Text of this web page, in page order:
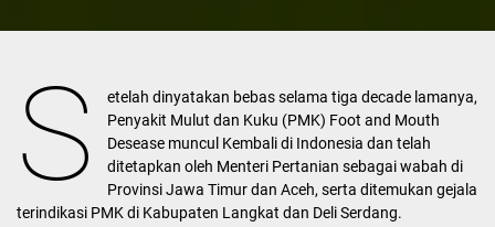
S
etelah dinyatakan bebas selama tiga decade lamanya,
Penyakit Mulut dan Kuku (PMK) Foot and Mouth
Desease muncul Kembali di Indonesia dan telah
ditetapkan oleh Menteri Pertanian sebagai wabah di
Provinsi Jawa Timur dan Aceh, serta ditemukan gejala
terindikasi PMK di Kabupaten Langkat dan Deli Serdang.